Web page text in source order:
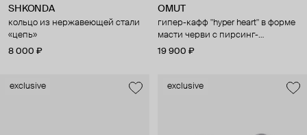
SHKONDA
кольцо из нержавеющей стали
«цепь»
8 000 ₽
OMUT
гипер-кафф "hyper heart" в форме
масти черви с пирсинг-
проколами
19 900 ₽
exclusive exclusive